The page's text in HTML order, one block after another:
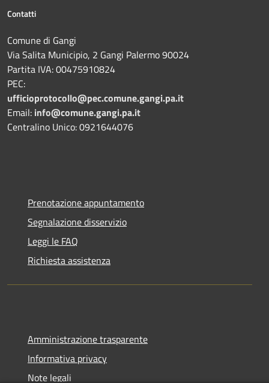
Contatti
Comune di Gangi
Via Salita Municipio, 2 Gangi Palermo 90024
Partita IVA: 00475910824
PEC:
ufficioprotocollo@pec.comune.gangi.pa.it
Email: info@comune.gangi.pa.it
Centralino Unico: 0921644076
Prenotazione appuntamento
Segnalazione disservizio
Leggi le FAQ
Richiesta assistenza
Amministrazione trasparente
Informativa privacy
Note legali